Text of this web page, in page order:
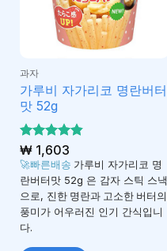
과자
가루비 자가리코 명란버터
맛 52g
5 중에서
4.82로 평
가됨
₩1,603
🚀빠른배송 가루비 자가리코 명
란버터맛 52g 은 감자 스틱 스낵
으로, 진한 명란과 고소한 버터의
풍미 가 어우러진 인기 간식입니
다.